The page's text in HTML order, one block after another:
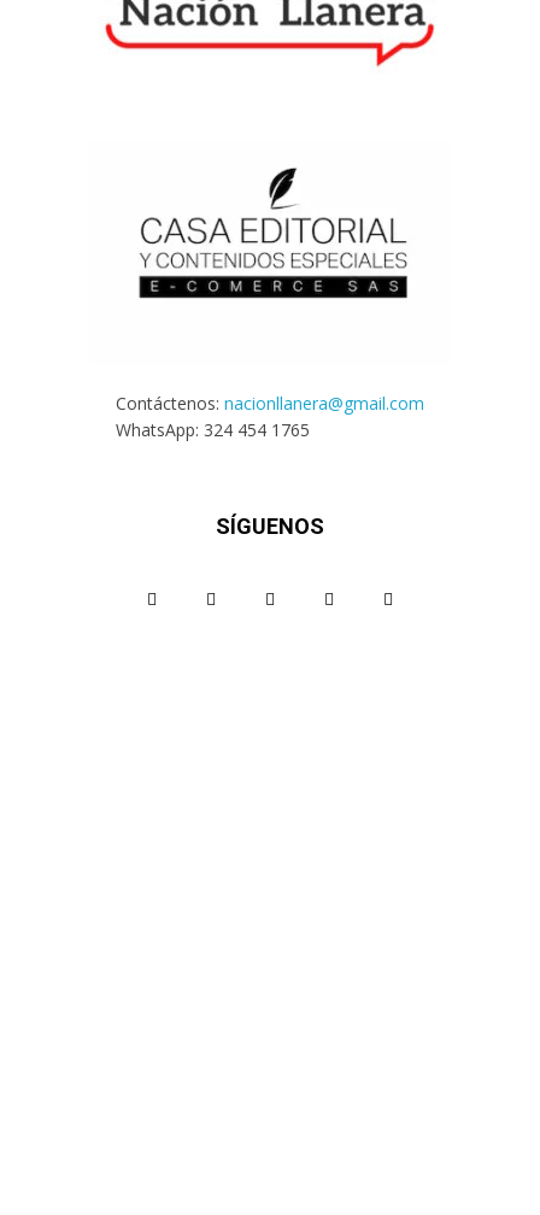
Contáctenos: nacionllanera@gmail.com
WhatsApp: 324 454 1765
SÍGUENOS